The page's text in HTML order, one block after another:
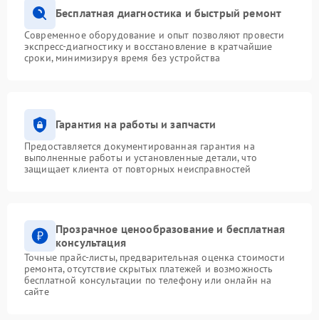
Бесплатная диагностика и быстрый ремонт
Современное оборудование и опыт позволяют провести
экспресс-диагностику и восстановление в кратчайшие
сроки, минимизируя время без устройства
Гарантия на работы и запчасти
Предоставляется документированная гарантия на
выполненные работы и установленные детали, что
защищает клиента от повторных неисправностей
Прозрачное ценообразование и бесплатная
консультация
Точные прайс-листы, предварительная оценка стоимости
ремонта, отсутствие скрытых платежей и возможность
бесплатной консультации по телефону или онлайн на
сайте